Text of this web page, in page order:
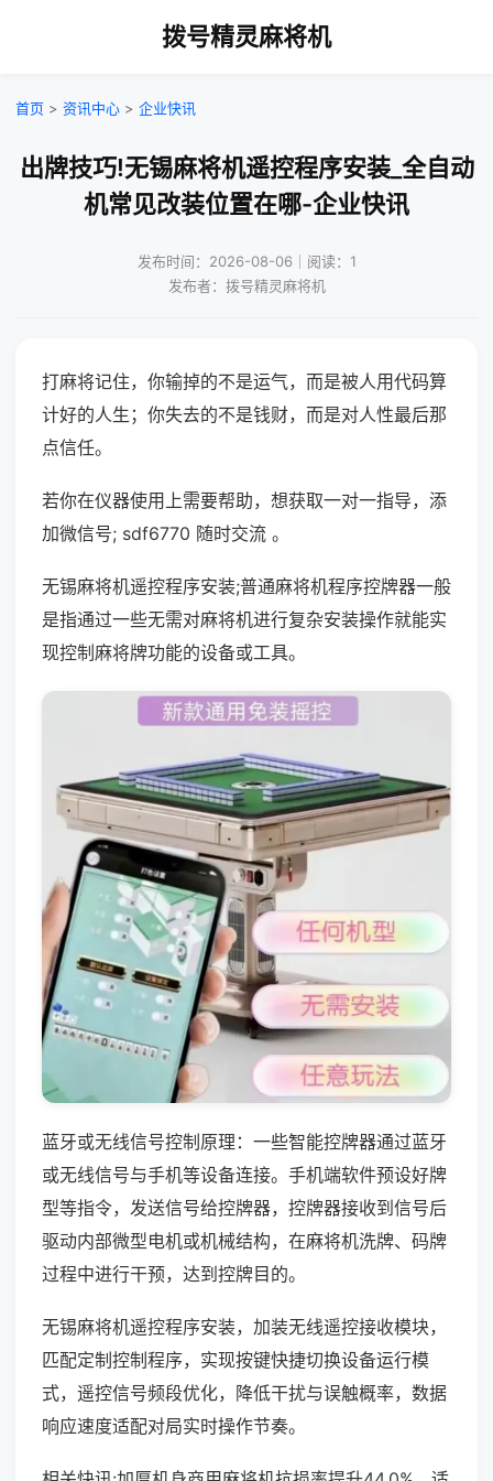
拨号精灵麻将机
首页 > 资讯中心 > 企业快讯
出牌技巧!无锡麻将机遥控程序安装_全自动
机常见改装位置在哪-企业快讯
发布时间：2026-08-06｜阅读：1
发布者：拨号精灵麻将机
打麻将记住，你输掉的不是运气，而是被人用代码算
计好的人生；你失去的不是钱财，而是对人性最后那
点信任。
若你在仪器使用上需要帮助，想获取一对一指导，添
加微信号; sdf6770 随时交流 。
无锡麻将机遥控程序安装;普通麻将机程序控牌器一般
是指通过一些无需对麻将机进行复杂安装操作就能实
现控制麻将牌功能的设备或工具。
蓝牙或无线信号控制原理：一些智能控牌器通过蓝牙
或无线信号与手机等设备连接。手机端软件预设好牌
型等指令，发送信号给控牌器，控牌器接收到信号后
驱动内部微型电机或机械结构，在麻将机洗牌、码牌
过程中进行干预，达到控牌目的。
无锡麻将机遥控程序安装，加装无线遥控接收模块，
匹配定制控制程序，实现按键快捷切换设备运行模
式，遥控信号频段优化，降低干扰与误触概率，数据
响应速度适配对局实时操作节奏。